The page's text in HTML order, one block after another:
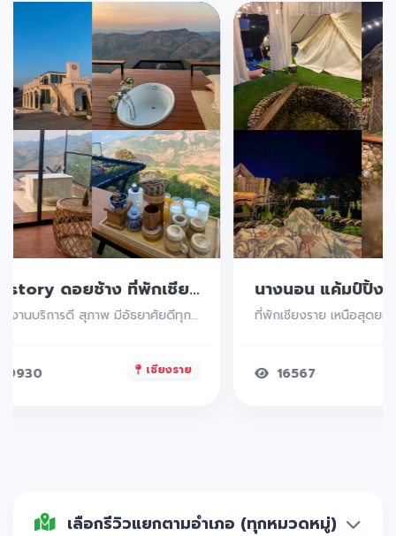
Mystory ดอยช้าง ที่พักเชียงราย ที่พักวิวหลักล้านบนดอยในจังหวัดเชียงราย บรรยากาศดีมว๊ากก วิวถ่ายรูปเยอะ ห้องพักสวยมีอ่างอาบน้ำในห้องตรงระเบียงคือดีย์
พนักงานบริการดี สุภาพ มีอัธยาศัยดีทุกคนยิ้มแย้มแจ่มใสเหมาะแก่าการพักผ่อนมากแวะนอนเช็คอินที่นี่ได้น้าา
9930 เชียงราย 16567
เลือกรีวิวแยกตามอำเภอ (ทุกหมวดหมู่)